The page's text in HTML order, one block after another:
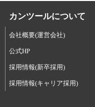
カンツールについて
会社概要(運営会社)
公式HP
採用情報(新卒採用)
採用情報(キャリア採用)